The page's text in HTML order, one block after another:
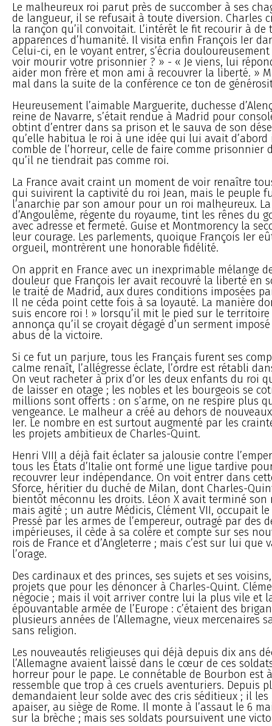
Le malheureux roi parut près de succomber à ses
de langueur, il se refusait à toute diversion. Charles
la rançon qu’il convoitait. L’intérêt le fit recourir à de
apparences d’humanité. Il visita enfin François Ier
Celui-ci, en le voyant entrer, s’écria douloureusement
voir mourir votre prisonnier ? » - « Je viens, lui
aider mon frère et mon ami à recouvrer la liberté. »
mal dans la suite de la conférence ce ton de
Heureusement l’aimable Marguerite, duchesse
reine de Navarre, s’était rendue à Madrid pour
obtint d’entrer dans sa prison et le sauva de son
qu’elle habitua le roi à une idée qui lui avait d’abord
comble de l’horreur, celle de faire comme prisonnier
qu’il ne tiendrait pas comme roi.
La France avait craint un moment de voir renaître
qui suivirent la captivité du roi Jean, mais le peuple
l’anarchie par son amour pour un roi malheureux.
d’Angoulême, régente du royaume, tint les rênes du
avec adresse et fermeté. Guise et Montmorency la
leur courage. Les parlements, quoique François Ier
orgueil, montrèrent une honorable fidélité.
On apprit en France avec un inexprimable mélange
douleur que François Ier avait recouvré la liberté en
le traité de Madrid, aux dures conditions imposées
Il ne céda point cette fois à sa loyauté. La manière
suis encore roi ! » lorsqu’il mit le pied sur le territoire
annonça qu’il se croyait dégagé d’un serment
abus de la victoire.
Si ce fut un parjure, tous les Français furent ses
calme renaît, l’allégresse éclate, l’ordre est rétabli
On veut racheter à prix d’or les deux enfants du roi
de laisser en otage ; les nobles et les bourgeois se
millions sont offerts : on s’arme, on ne respire plus
vengeance. Le malheur a créé au dehors de
Ier. Le nombre en est surtout augmenté par les
les projets ambitieux de Charles-Quint.
Henri VIII a déjà fait éclater sa jalousie contre
tous les États d’Italie ont formé une ligue tardive
recouvrer leur indépendance. On voit entrer dans
Sforce, héritier du duché de Milan, dont Charles-
bientôt méconnu les droits. Léon X avait terminé
mais agité ; un autre Médicis, Clément VII, occupait
Pressé par les armes de l’empereur, outragé par des
impérieuses, il cède à sa colère et compte sur ses
rois de France et d’Angleterre ; mais c’est sur lui que
l’orage.
Des cardinaux et des princes, ses sujets et ses
projets que pour les dénoncer à Charles-Quint.
négocie ; mais il voit arriver contre lui la plus vile et
épouvantable armée de l’Europe : c’étaient des
plusieurs années de l’Allemagne, vieux mercenaires
sans religion.
Les nouveautés religieuses qui déjà depuis dix ans
l’Allemagne avaient laissé dans le cœur de ces
horreur pour le pape. Le connétable de Bourbon est
ressemble que trop à ces cruels aventuriers. Depuis
demandaient leur solde avec des cris séditieux ; il
apaiser, au siège de Rome. Il monte à l’assaut le 6
sur la brèche ; mais ses soldats poursuivent une